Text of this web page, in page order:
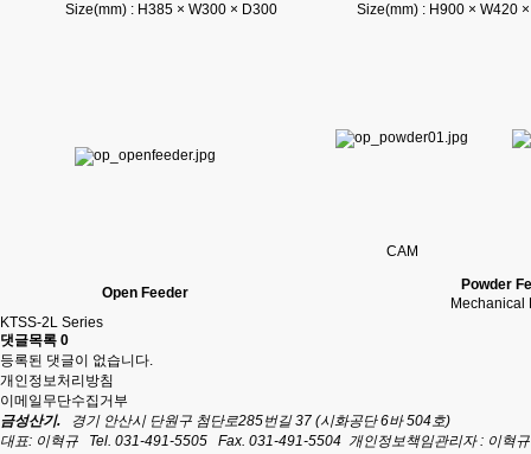
Size(mm) : H385 × W300 × D300
Size(mm) : H900 × W420
CAM
Open Feeder
Powder
Mechanical
KTSS-2L Series
댓글목록 0
등록된 댓글이 없습니다.
개인정보처리방침
이메일무단수집거부
금성산기. 경기 안산시 단원구 첨단로285번길 37 (시화공단 6바 504호)
대표: 이혁규
Tel. 031-491-5505 Fax. 031-491-5504 개인정보책임관리자 : 이혁규